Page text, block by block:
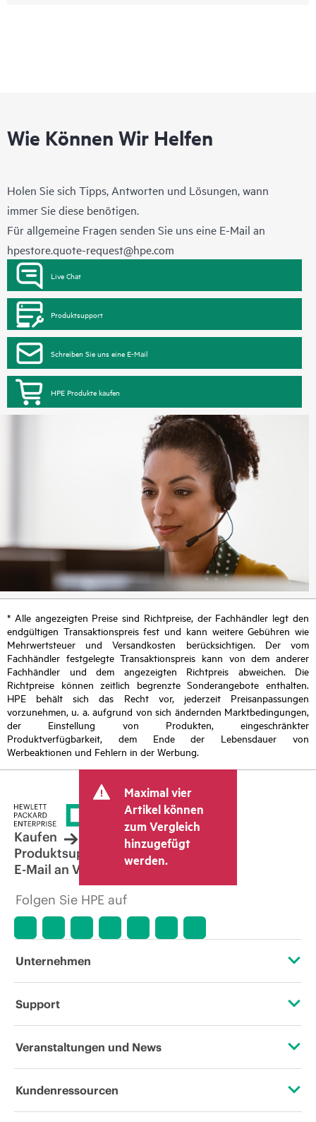
Wie Können Wir Helfen
Holen Sie sich Tipps, Antworten und Lösungen, wann
immer Sie diese benötigen.
Für allgemeine Fragen senden Sie uns eine E-Mail an
hpestore.quote-request@hpe.com
Live Chat
Produktsupport
Schreiben Sie uns eine E-Mail
HPE Produkte kaufen
* Alle angezeigten Preise sind Richtpreise, der Fachhändler legt den
endgültigen Transaktionspreis fest und kann weitere Gebühren wie
Mehrwertsteuer und Versandkosten berücksichtigen. Der vom
Fachhändler festgelegte Transaktionspreis kann von dem anderer
Fachhändler und dem angezeigten Richtpreis abweichen. Die
Richtpreise können zeitlich begrenzte Sonderangebote enthalten.
HPE behält sich das Recht vor, jederzeit Preisanpassungen
vorzunehmen, u. a. aufgrund von sich ändernden Marktbedingungen,
der Einstellung von Produkten, eingeschränkter
Produktverfügbarkeit, dem Ende der Lebensdauer von
Werbeaktionen und Fehlern in der Werbung.
Maximal vier
Artikel können
zum Vergleich
hinzugefügt
werden.
Kaufen
Produktsupport
E-Mail an Vertrieb
Folgen Sie HPE auf
Unternehmen
Über HPE
Unternehmensverantwortung
Support
Operational Support Services
Veranstaltungen und News
Veranstaltungen
Kundenressourcen